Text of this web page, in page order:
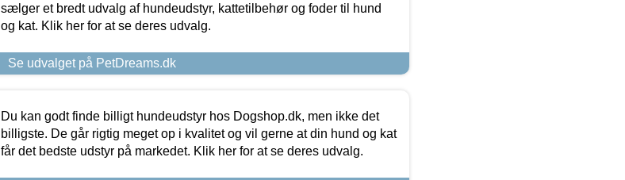
sælger et bredt udvalg af hundeudstyr, kattetilbehør og foder til hund
og kat. Klik her for at se deres udvalg.
Se udvalget på PetDreams.dk
Du kan godt finde billigt hundeudstyr hos Dogshop.dk, men ikke det
billigste. De går rigtig meget op i kvalitet og vil gerne at din hund og kat
får det bedste udstyr på markedet. Klik her for at se deres udvalg.